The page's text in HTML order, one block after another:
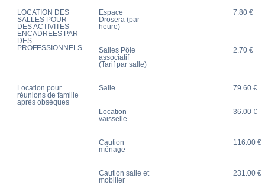
LOCATION DES
SALLES POUR
DES ACTIVITES
ENCADREES PAR
DES
PROFESSIONNELS
Espace
Drosera (par
heure)
7.80 €
Salles Pôle
associatif
(Tarif par salle)
2.70 €
Location pour
réunions de famille
après obsèques
Salle 79.60 €
Location
vaisselle
36.00 €
Caution
ménage
116.00 €
Caution salle et
mobilier
231.00 €